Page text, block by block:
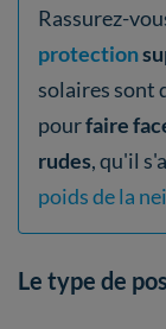
Rassurez-
protection
solaires sont
pourfaire
rudes, qu'il
poids de la
Le type de